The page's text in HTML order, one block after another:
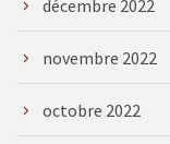
décembre 2022
novembre 2022
octobre 2022